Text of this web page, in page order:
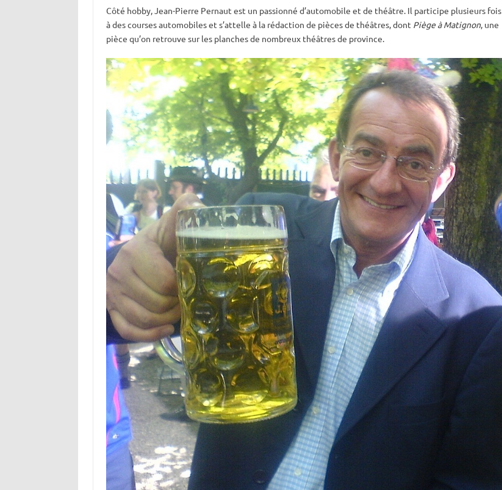
Côté hobby, Jean-Pierre Pernaut est un passionné d’automobile et de théâtre. Il participe plusieurs fois
à des courses automobiles et s’attelle à la rédaction de pièces de théâtres, dont Piège à Matignon, une
pièce qu’on retrouve sur les planches de nombreux théâtres de province.